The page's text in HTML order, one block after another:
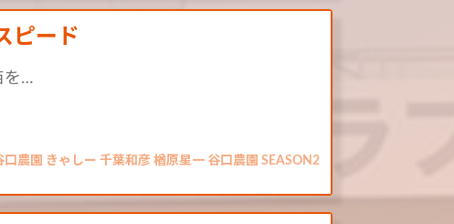
ピード
を…
農園 きゃしー 千葉和彦 楢原星一 谷口農園 SEASON2